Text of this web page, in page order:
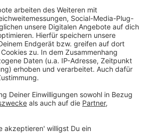
Jörg und Timo (15-18 Uhr)